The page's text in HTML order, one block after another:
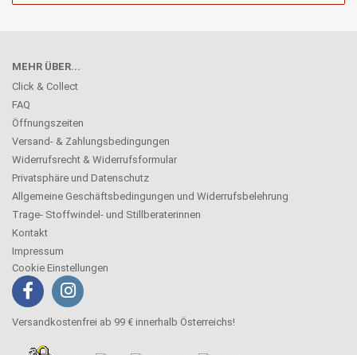
MEHR ÜBER...
Click & Collect
FAQ
Öffnungszeiten
Versand- & Zahlungsbedingungen
Widerrufsrecht & Widerrufsformular
Privatsphäre und Datenschutz
Allgemeine Geschäftsbedingungen und Widerrufsbelehrung
Trage- Stoffwindel- und Stillberaterinnen
Kontakt
Impressum
Cookie Einstellungen
Versandkostenfrei ab 99 € innerhalb Österreichs!